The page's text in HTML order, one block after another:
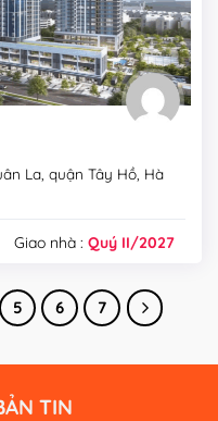
La, quận Tây Hồ, Hà
Giao nhà :Quý II/2027
5 6 7
TIN